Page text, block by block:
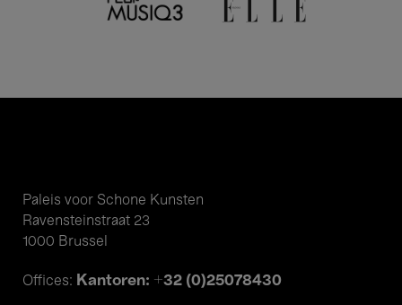
Paleis voor Schone Kunsten
Ravensteinstraat 23
1000 Brussel
Offices: Kantoren: +32 (0)25078430